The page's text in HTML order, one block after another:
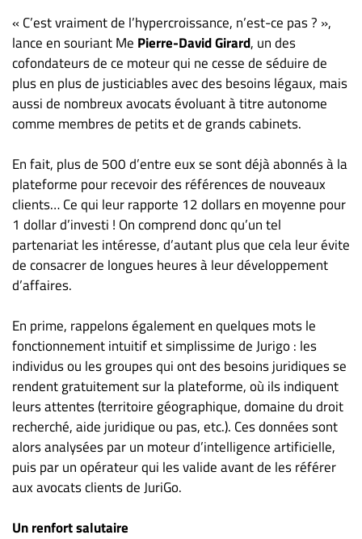
emploi
Publicité
Solutions de
recrutements
TROUVEZ-
NOUS
Nous
joindre
À
propos
Infolettre
FAQ
Politique de
confidentialité
« C’est vraiment de l’hypercroissance, n’est-ce pas ? »,
lance en souriant Me Pierre-David Girard, un des
cofondateurs de ce moteur qui ne cesse de séduire de
plus en plus de justiciables avec des besoins légaux, mais
aussi de nombreux avocats évoluant à titre autonome
comme membres de petits et de grands cabinets.
En fait, plus de 500 d’entre eux se sont déjà abonnés à la
plateforme pour recevoir des références de nouveaux
clients… Ce qui leur rapporte 12 dollars en moyenne pour
1 dollar d’investi ! On comprend donc qu’un tel
partenariat les intéresse, d’autant plus que cela leur évite
de consacrer de longues heures à leur développement
d’affaires.
En prime, rappelons également en quelques mots le
fonctionnement intuitif et simplissime de Jurigo : les
individus ou les groupes qui ont des besoins juridiques se
rendent gratuitement sur la plateforme, où ils indiquent
leurs attentes (territoire géographique, domaine du droit
recherché, aide juridique ou pas, etc.). Ces données sont
alors analysées par un moteur d’intelligence artificielle,
puis par un opérateur qui les valide avant de les référer
aux avocats clients de JuriGo.
Un renfort salutaire